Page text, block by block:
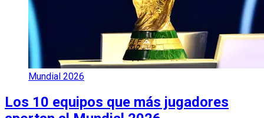
Mundial 2026
Los 10 equipos que más jugadores